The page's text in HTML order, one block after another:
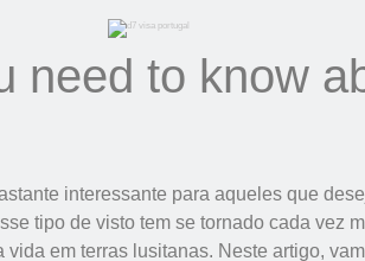
need to know
interessante para aqueles que
tipo de visto tem se tornado cada vez
em terras lusitanas. Neste artigo,